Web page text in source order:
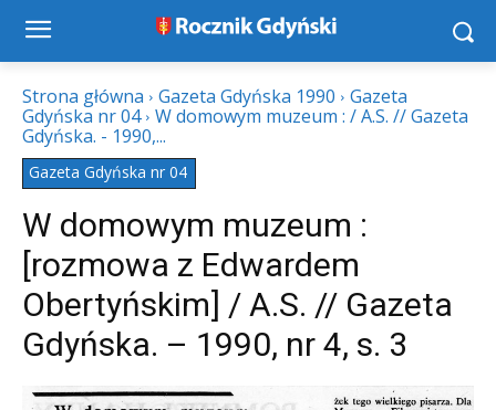
Strona główna Gazeta Gdyńska 1990
Gazeta
Gdyńska nr 04 W domowym muzeum : / A.S. // Gazeta
Gdyńska. - 1990,...
Gazeta Gdyńska nr 04
W domowym muzeum :
[rozmowa z Edwardem
Obertyńskim] / A.S. // Gazeta
Gdyńska. – 1990, nr 4, s. 3